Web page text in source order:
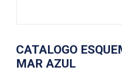
CATALOGO
MAR AZUL